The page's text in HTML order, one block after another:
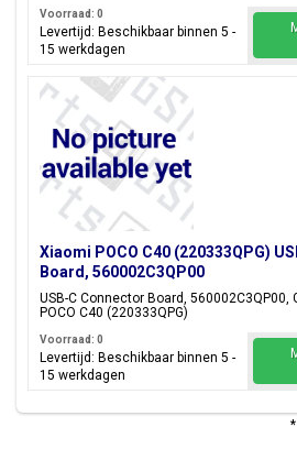
Voorraad: 0
Levertijd: Beschikbaar binnen 5 -
15 werkdagen
Xiaomi POCO C40 (220333QPG)
Board, 560002C3QP00
USB-C Connector Board, 560002C3QP00,
POCO C40 (220333QPG)
Voorraad: 0
Levertijd: Beschikbaar binnen 5 -
15 werkdagen